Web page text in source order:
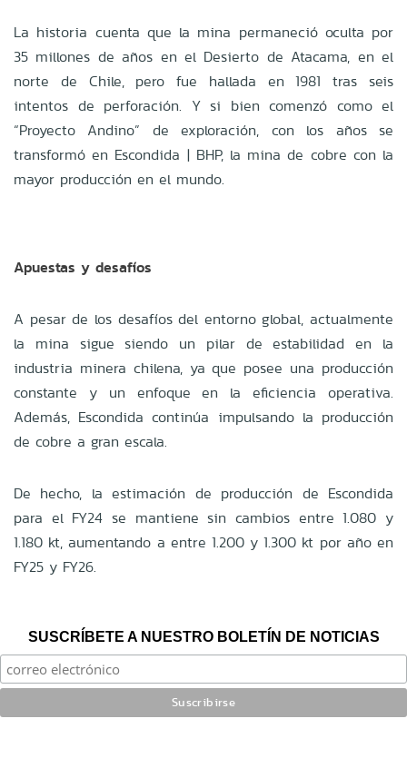
La historia cuenta que la mina permaneció oculta por
35 millones de años en el Desierto de Atacama, en el
norte de Chile, pero fue hallada en 1981 tras seis
intentos de perforación. Y si bien comenzó como el
“Proyecto Andino” de exploración, con los años se
transformó en Escondida | BHP, la mina de cobre con la
mayor producción en el mundo.
Apuestas y desafíos
A pesar de los desafíos del entorno global, actualmente
la mina sigue siendo un pilar de estabilidad en la
industria minera chilena, ya que posee una producción
constante y un enfoque en la eficiencia operativa.
Además, Escondida continúa impulsando la producción
de cobre a gran escala.
De hecho, la estimación de producción de Escondida
para el FY24 se mantiene sin cambios entre 1.080 y
1.180 kt, aumentando a entre 1.200 y 1.300 kt por año en
FY25 y FY26.
SUSCRÍBETE A NUESTRO BOLETÍN DE NOTICIAS